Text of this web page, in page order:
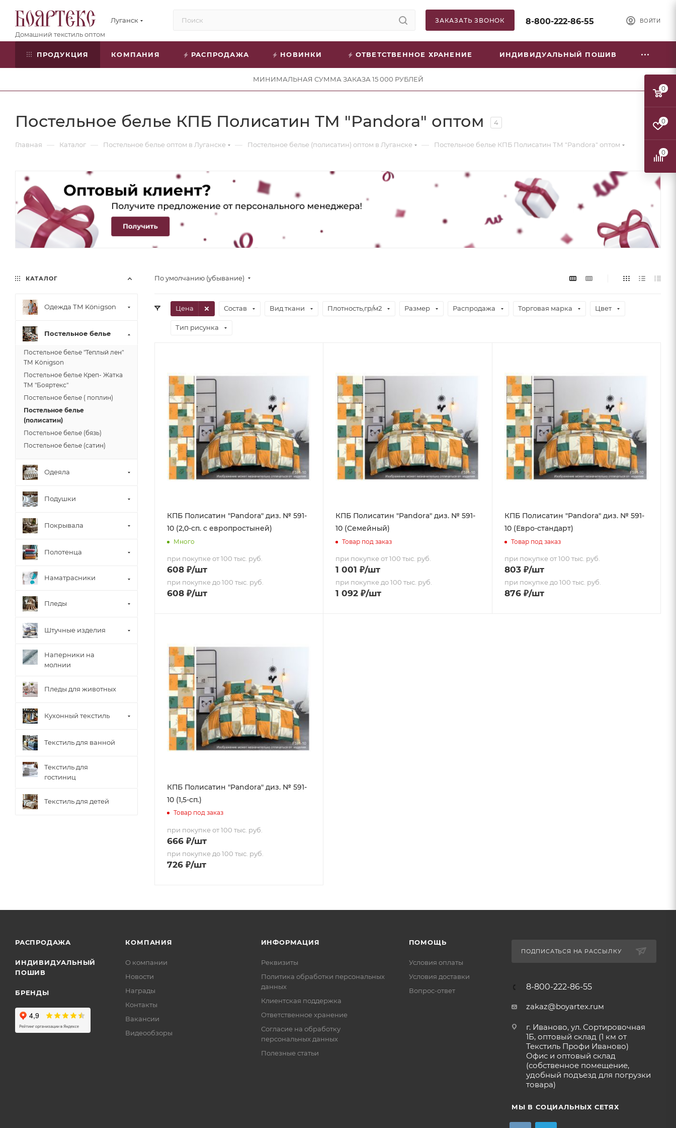
Луганск ЗАКАЗАТЬ ЗВОНОК ВОЙТИ
8-800-222-86-55
ПРОДУКЦИЯ КОМПАНИЯ РАСПРОДАЖА НОВИНКИ ОТВЕТСТВЕННОЕ ХРАНЕНИЕ ИНДИВИДУАЛЬНЫЙ ПОШИВ
МИНИМАЛЬНАЯ СУММА ЗАКАЗА 15 000 РУБЛЕЙ
Постельное белье КПБ Полисатин ТМ "Pandora" оптом 4
Главная — Каталог — Постельное белье оптом в Луганске — Постельное белье (полисатин) оптом в Луганске — Постельное белье КПБ Полисатин ТМ "Pandora" оптом
По умолчанию (убывание)
Цена Состав Вид ткани Плотность,гр/м2 Размер Распродажа Торговая марка Цвет
Тип рисунка
КПБ Полисатин "Pandora" диз. № 591-
10 (2,0-сп. с европростыней)
Много
при покупке от 100 тыс. руб.
608 ₽/шт
при покупке до 100 тыс. руб.
608 ₽/шт
КПБ Полисатин "Pandora" диз. № 591-
10 (Семейный)
Товар под заказ
при покупке от 100 тыс. руб.
1 001 ₽/шт
при покупке до 100 тыс. руб.
1 092 ₽/шт
КПБ Полисатин "Pandora" диз. № 591-
10 (Евро-стандарт)
Товар под заказ
при покупке от 100 тыс. руб.
803₽/шт
при покупке до 100 тыс. руб.
876₽/шт
КПБ Полисатин "Pandora" диз. № 591-
10 (1,5-сп.)
Товар под заказ
при покупке от 100 тыс. руб.
666 ₽/шт
при покупке до 100 тыс. руб.
726 ₽/шт
КАТАЛОГ
Одежда ТМ Königson
Постельное белье
Постельное белье "Теплый лен"
ТМ Königson
Постельное белье Креп- Жатка
ТМ "Бояртекс"
Постельное белье ( поплин)
Постельное белье
(полисатин)
Постельное белье (бязь)
Постельное белье (сатин)
Одеяла
Подушки
Покрывала
Полотенца
Наматрасники
Пледы
Штучные изделия
Наперники на
молнии
Пледы для животных
Кухонный текстиль
Текстиль для ванной
Текстиль для
гостиниц
Текстиль для детей
РАСПРОДАЖА
ИНДИВИДУАЛЬНЫЙ
ПОШИВ
БРЕНДЫ
КОМПАНИЯ
О компании
Новости
Награды
Контакты
Вакансии
Видеообзоры
ИНФОРМАЦИЯ
Реквизиты
Политика обработки персональных
данных
Клиентская поддержка
Ответственное хранение
Согласие на обработку
персональных данных
Полезные статьи
ПОМОЩЬ
Условия оплаты
Условия доставки
Вопрос-ответ
ПОДПИСАТЬСЯ НА РАССЫЛКУ
8-800-222-86-55
zakaz@boyartex.ruм
г. Иваново, ул. Сортировочная
1Б, оптовый склад (1 км от
Текстиль Профи Иваново)
Офис и оптовый склад
(собственное помещение,
удобный подъезд для погрузки
товара)
МЫ В СОЦИАЛЬНЫХ СЕТЯХ
0
0
0